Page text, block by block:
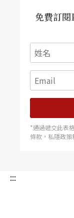
免費訂
*通過遞交此表
條款，私隱政策
:::